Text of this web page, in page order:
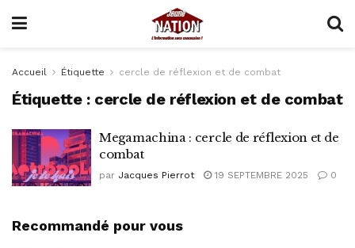
Accueil Étiquette cercle de réflexion et de combat
Étiquette : cercle de réflexion et de combat
Megamachina : cercle de réflexion et de
combat
par Jacques Pierrot 19 SEPTEMBRE 2025 0
Recommandé pour vous